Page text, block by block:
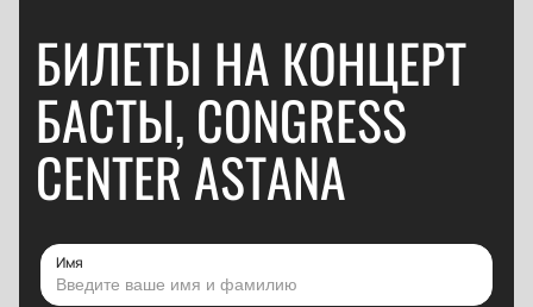
БИЛЕТЫ НА КОНЦЕРТ
БАСТЫ, CONGRESS
CENTER ASTANA
Имя